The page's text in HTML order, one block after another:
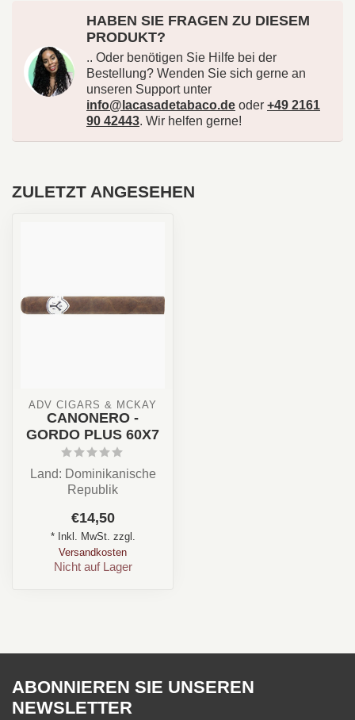
HABEN SIE FRAGEN ZU DIESEM
PRODUKT?
.. Oder benötigen Sie Hilfe bei der
Bestellung? Wenden Sie sich gerne an
unseren Support unter
info@lacasadetabaco.de oder +49 2161
90 42443. Wir helfen gerne!
ZULETZT ANGESEHEN
ADV CIGARS & MCKAY
CANONERO -
GORDO PLUS 60X7
Land: Dominikanische
Republik
Aroma: Pfeffer, Erde,
Creme, Süß, ...
€14,50
* Inkl. MwSt. zzgl.
Versandkosten
Nicht auf Lager
ABONNIEREN SIE UNSEREN
NEWSLETTER